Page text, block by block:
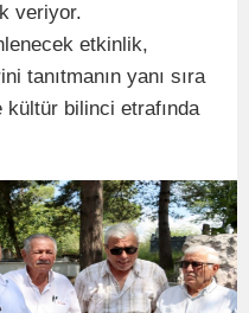
veriyor.
etkinlik,
tanıtmanın yanı sıra
bilinci etrafında